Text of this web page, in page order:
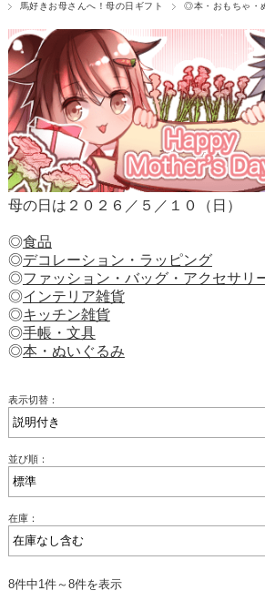
馬好きお母さんへ！母の日ギフト
◎本・おもちゃ・
母の日は２０２６／５／１０（日）
◎食品
◎デコレーション・ラッピング
◎ファッション・バッグ・アクセサリ
◎インテリア雑貨
◎キッチン雑貨
◎手帳・文具
◎本・ぬいぐるみ
表示切替：
並び順：
在庫：
8件中1件～8件を表示